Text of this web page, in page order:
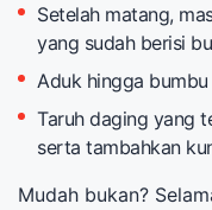
Setelah matang,
yang sudah berisi
Aduk hingga
Taruh daging yang
serta tambahkan
Mudah bukan?